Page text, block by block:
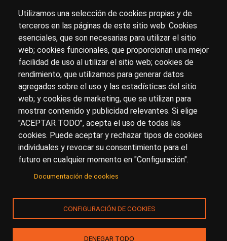
Sobre artehistoria.com
Para ponerte en contacto con nosotros, escríbenos en
el formulario decontacto
Accesibilidad
Aviso Legal Privacidad
Utilizamos una selección de cookies propias y de
terceros en las páginas de este sitio web: Cookies
esenciales, que son necesarias para utilizar el sitio
web; cookies funcionales, que proporcionan una mejor
facilidad de uso al utilizar el sitio web; cookies de
rendimiento, que utilizamos para generar datos
agregados sobre el uso y las estadísticas del sitio
web; y cookies de marketing, que se utilizan para
mostrar contenido y publicidad relevantes. Si elige
"ACEPTAR TODO", acepta el uso de todas las
cookies. Puede aceptar y rechazar tipos de cookies
individuales y revocar su consentimiento para el
futuro en cualquier momento en "Configuración".
Documentación de cookies
CONFIGURACIÓN DE COOKIES
DENEGAR TODO
© Copyright 2017.arteHistoria&Toools, S.Lo sus
licenciantes son los propietarios de todos los derechos
de propiedad intelectual e industrial de:
(a) este sitio web publicado bajo el dominio
(b) todo el material publicado en artehistoria.com
(incluyendo, sin limitación, textos, imágenes, fotografías,
dibujos, música, marcas o logotipos, estructura y diseño
de la composición de cada una de las páginas